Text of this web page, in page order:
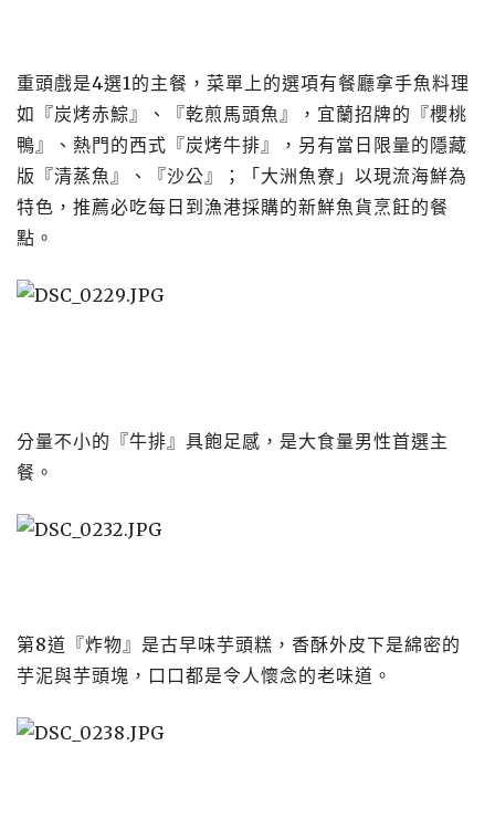
重頭戲是4選1的主餐，菜單上的選項有餐廳拿手魚料理
如『炭烤赤鯮』、『乾煎馬頭魚』，宜蘭招牌的『櫻桃
鴨』、熱門的西式『炭烤牛排』，另有當日限量的隱藏
版『清蒸魚』、『沙公』；「大洲魚寮」以現流海鮮為
特色，推薦必吃每日到漁港採購的新鮮魚貨烹飪的餐
點。
​​​​​​​分量不小的『牛排』具飽足感，是大食量男性首選主
餐。
第8道『炸物』是古早味芋頭糕，香酥外皮下是綿密的
芋泥與芋頭塊，口口都是令人懷念的老味道。